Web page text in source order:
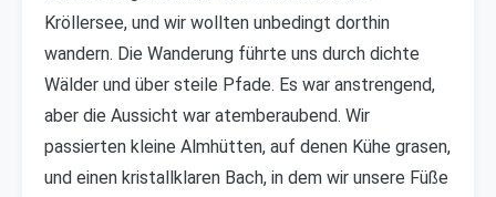
Kröllersee, und wir wollten unbedingt dorthin
wandern. Die Wanderung führte uns durch dichte
Wälder und über steile Pfade. Es war anstrengend,
aber die Aussicht war atemberaubend. Wir
passierten kleine Almhütten, auf denen Kühe grasen,
und einen kristallklaren Bach, in dem wir unsere Füße